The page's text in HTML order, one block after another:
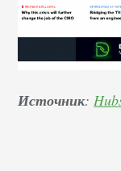
Источник: